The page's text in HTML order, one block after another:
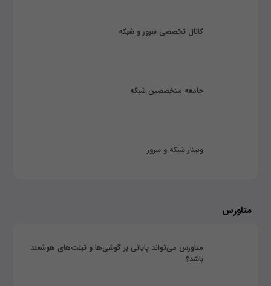
کانال تخصصی سرور و شبکه
جامعه متخصصین شبکه
وبینار شبکه و سرور
متاورس
متاورس می‌تواند پایانی بر گوشی‌ها و تبلت‌های هوشمند
باشد؟